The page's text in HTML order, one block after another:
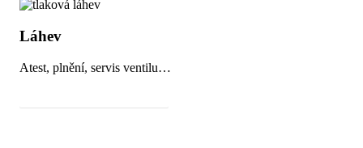
Láhev
Atest, plnění, servis ventilu…